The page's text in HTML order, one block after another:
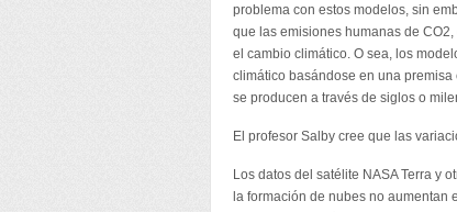
problema con estos modelos, sin
que las emisiones humanas de
el cambio climático. O sea, los
climático basándose en una
se producen a través de siglos o
El profesor Salby cree que las
Los datos del satélite NASA Terra y
la formación de nubes no aumentan